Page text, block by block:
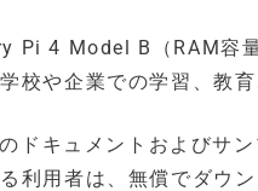
Pi 4 Model B（RAM容
校や企業での学習、教
ドキュメントおよびサ
利用者は、無償でダウン